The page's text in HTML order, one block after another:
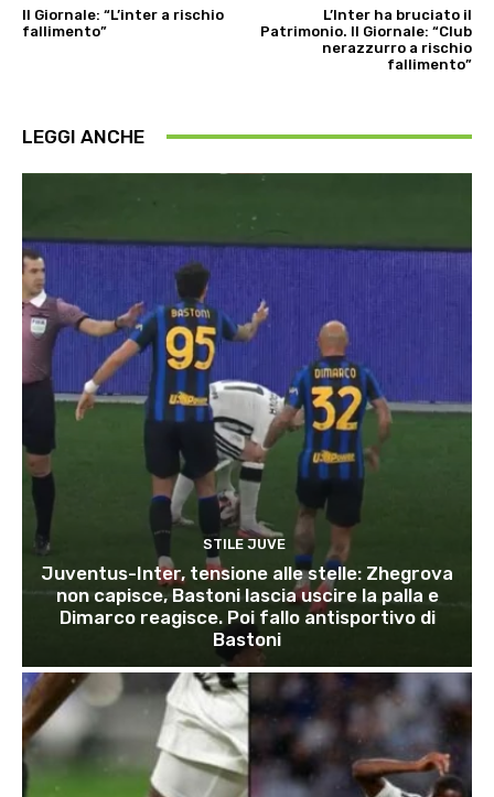
Il Giornale: “L’inter a rischio
fallimento”
L’Inter ha bruciato il
Patrimonio. Il Giornale: “Club
nerazzurro a rischio
fallimento”
LEGGI ANCHE
STILE JUVE
Juventus-Inter, tensione alle stelle: Zhegrova
non capisce, Bastoni lascia uscire la palla e
Dimarco reagisce. Poi fallo antisportivo di
Bastoni